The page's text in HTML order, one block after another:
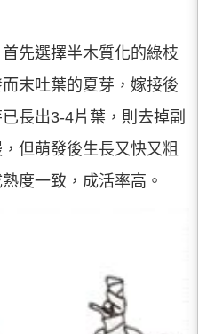
先選擇半木質化的綠枝
末吐葉的夏芽，嫁接後
長出3-4片葉，則去掉副
但萌發後生長又快又粗
度一致，成活率高。